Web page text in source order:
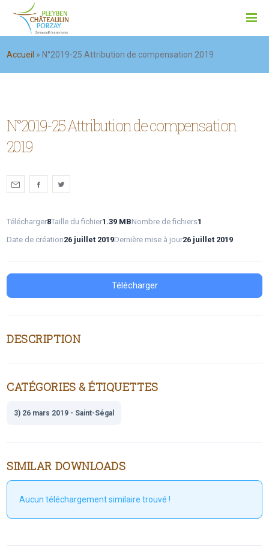
Accueil » N°2019-25 Attribution de compensation 2019
N°2019-25 Attribution de compensation
2019
Télécharger8Taille du fichier1.39 MBNombre de fichiers1
Date de création26 juillet 2019Dernière mise à jour26 juillet 2019
Télécharger
DESCRIPTION
CATÉGORIES & ÉTIQUETTES
3) 26 mars 2019 - Saint-Ségal
SIMILAR DOWNLOADS
Aucun téléchargement similaire trouvé !